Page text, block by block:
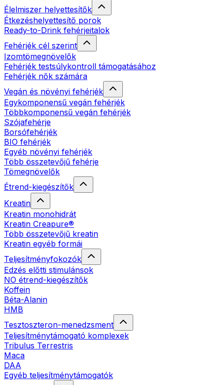
Élelmiszer helyettesítők
Étkezéshelyettesítő porok
Ready-to-Drink fehérjeitalok
Fehérjék cél szerint
Izomtömegnövelők
Fehérjék testsúlykontroll támogatásához
Fehérjék nők számára
Vegán és növényi fehérjék
Egykomponensű vegán fehérjék
Többkomponensű vegán fehérjék
Szójafehérje
Borsófehérjék
BIO fehérjék
Egyéb növényi fehérjék
Több összetevőjű fehérje
Tömegnövelők
Étrend-kiegészítők
Kreatin
Kreatin monohidrát
Kreatin Creapure®
Több összetevőjű kreatin
Kreatin egyéb formái
Teljesítményfokozók
Edzés előtti stimulánsok
NO étrend-kiegészítők
Koffein
Béta-Alanin
HMB
Tesztoszteron-menedzsment
Teljesítménytámogató komplexek
Tribulus Terrestris
Maca
DAA
Egyéb teljesítménytámogatók